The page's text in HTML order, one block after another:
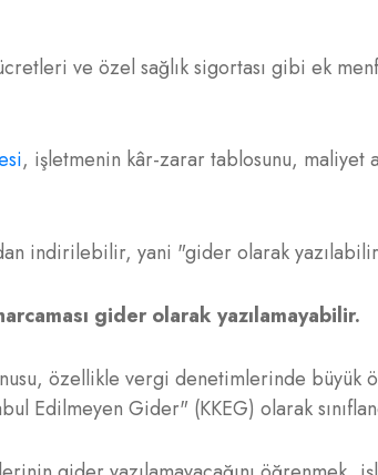
ve özel sağlık sigortası gibi ek
, işletmenin kâr-zarar tablosunu, maliyet
indirilebilir, yani "gider olarak
gider olarak yazılamayabilir.
özellikle vergi denetimlerinde büyük
Edilmeyen Gider" (KKEG) olarak